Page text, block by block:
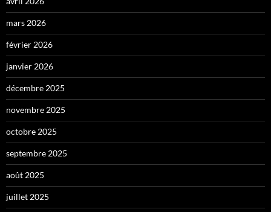
mars 2026
février 2026
janvier 2026
décembre 2025
novembre 2025
octobre 2025
septembre 2025
août 2025
juillet 2025